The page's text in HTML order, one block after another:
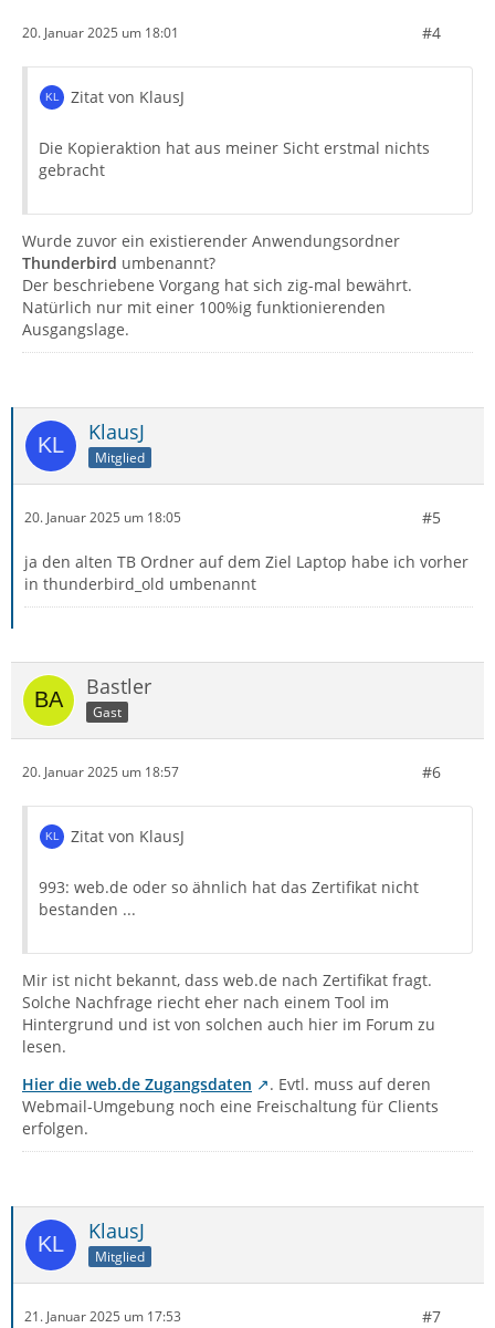
20. Januar 2025 um 18:01 #4
Zitat von KlausJ
Die Kopieraktion hat aus meiner Sicht erstmal nichts
gebracht
Wurde zuvor ein existierender Anwendungsordner
Thunderbird umbenannt?
Der beschriebene Vorgang hat sich zig-mal bewährt.
Natürlich nur mit einer 100%ig funktionierenden
Ausgangslage.
KlausJ
Mitglied
20. Januar 2025 um 18:05 #5
ja den alten TB Ordner auf dem Ziel Laptop habe ich vorher
in thunderbird_old umbenannt
Bastler
Gast
20. Januar 2025 um 18:57 #6
Zitat von KlausJ
993: web.de oder so ähnlich hat das Zertifikat nicht
bestanden ...
Mir ist nicht bekannt, dass web.de nach Zertifikat fragt.
Solche Nachfrage riecht eher nach einem Tool im
Hintergrund und ist von solchen auch hier im Forum zu
lesen.
Hier die web.de Zugangsdaten
. Evtl. muss auf deren
Webmail-Umgebung noch eine Freischaltung für Clients
erfolgen.
KlausJ
Mitglied
21. Januar 2025 um 17:53 #7